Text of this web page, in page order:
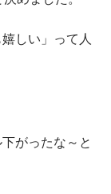
しい」って人
がったな～と